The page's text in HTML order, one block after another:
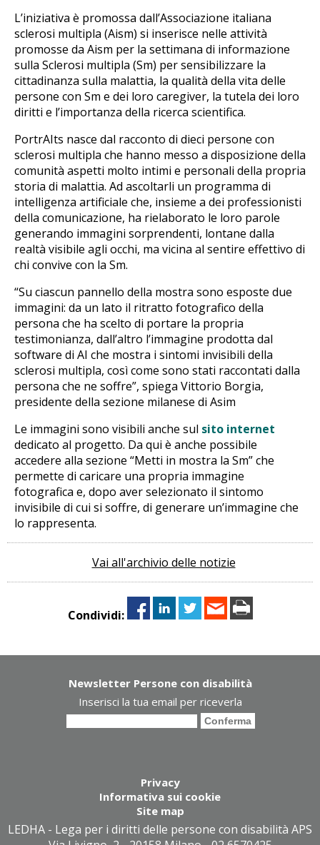
L’iniziativa è promossa dall’Associazione italiana
sclerosi multipla (Aism) si inserisce nelle attività
promosse da Aism per la settimana di informazione
sulla Sclerosi multipla (Sm) per sensibilizzare la
cittadinanza sulla malattia, la qualità della vita delle
persone con Sm e dei loro caregiver, la tutela dei loro
diritti e l’importanza della ricerca scientifica.
PortrAIts nasce dal racconto di dieci persone con
sclerosi multipla che hanno messo a disposizione della
comunità aspetti molto intimi e personali della propria
storia di malattia. Ad ascoltarli un programma di
intelligenza artificiale che, insieme a dei professionisti
della comunicazione, ha rielaborato le loro parole
generando immagini sorprendenti, lontane dalla
realtà visibile agli occhi, ma vicina al sentire effettivo di
chi convive con la Sm.
“Su ciascun pannello della mostra sono esposte due
immagini: da un lato il ritratto fotografico della
persona che ha scelto di portare la propria
testimonianza, dall’altro l’immagine prodotta dal
software di AI che mostra i sintomi invisibili della
sclerosi multipla, così come sono stati raccontati dalla
persona che ne soffre”, spiega Vittorio Borgia,
presidente della sezione milanese di Asim
Le immagini sono visibili anche sul sito internet
dedicato al progetto. Da qui è anche possibile
accedere alla sezione “Metti in mostra la Sm” che
permette di caricare una propria immagine
fotografica e, dopo aver selezionato il sintomo
invisibile di cui si soffre, di generare un’immagine che
lo rappresenta.
Vai all'archivio delle notizie
Condividi:
Newsletter Persone con disabilità
Inserisci la tua email per riceverla
Privacy
Informativa sui cookie
Site map
LEDHA - Lega per i diritti delle persone con disabilità APS